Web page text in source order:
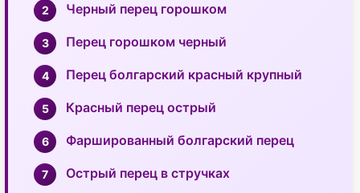
Черный перец горошком
Перец горошком черный
Перец болгарский красный крупный
Красный перец острый
Фаршированный болгарский перец
Острый перец в стручках